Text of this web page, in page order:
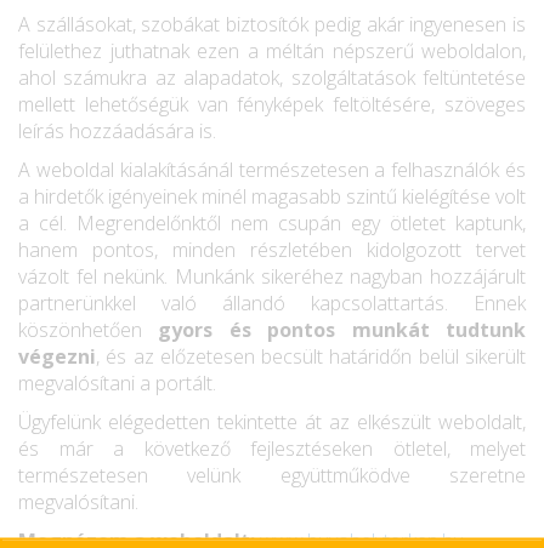
A szállásokat, szobákat biztosítók pedig akár ingyenesen is
felülethez juthatnak ezen a méltán népszerű weboldalon,
ahol számukra az alapadatok, szolgáltatások feltüntetése
mellett lehetőségük van fényképek feltöltésére, szöveges
leírás hozzáadására is.
A weboldal kialakításánál természetesen a felhasználók és
a hirdetők igényeinek minél magasabb szintű kielégítése volt
a cél. Megrendelőnktől nem csupán egy ötletet kaptunk,
hanem pontos, minden részletében kidolgozott tervet
vázolt fel nekünk. Munkánk sikeréhez nagyban hozzájárult
partnerünkkel való állandó kapcsolattartás. Ennek
köszönhetően gyors és pontos munkát tudtunk
végezni, és az előzetesen becsült határidőn belül sikerült
megvalósítani a portált.
Ügyfelünk elégedetten tekintette át az elkészült weboldalt,
és már a következő fejlesztéseken ötletel, melyet
természetesen velünk együttműködve szeretne
megvalósítani.
Megnézem a weboldalt:www.buvohelyterkep.hu